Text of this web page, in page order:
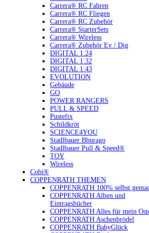
Carrera® RC Fahren
Carrera® RC Fliegen
Carrera® RC Zubehör
Carrera® StarterSets
Carrera® Wireless
Carrera® Zubehör Ev / Dig
DIGITAL 1:24
DIGITAL 1:32
DIGITAL 1:43
EVOLUTION
Gebäude
GO
POWER RANGERS
PULL & SPEED
Pustefix
Schildkröt
SCIENCE4YOU
Stadlbauer Bburago
Stadlbauer Pull & Speed®
TOY
Wireless
Cobi®
COPPENRATH THEMEN
COPPENRATH 100% selbst
COPPENRATH Alben und
Eintragsbücher
COPPENRATH Alles für mein
COPPENRATH Aschenbrödel
COPPENRATH BabyGlück